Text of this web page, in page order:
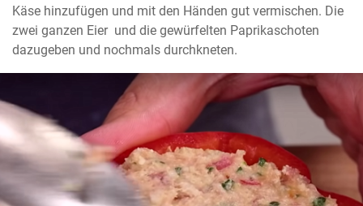
Käse hinzufügen und mit den Händen gut vermischen. Die
zwei ganzen Eier  und die gewürfelten Paprikaschoten
dazugeben und nochmals durchkneten.